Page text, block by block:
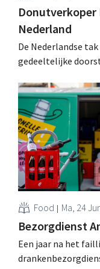
Donutverkoper
Nederland
De Nederlandse
gedeeltelijke
Food Ma, 24
Bezorgdienst
Een jaar na het